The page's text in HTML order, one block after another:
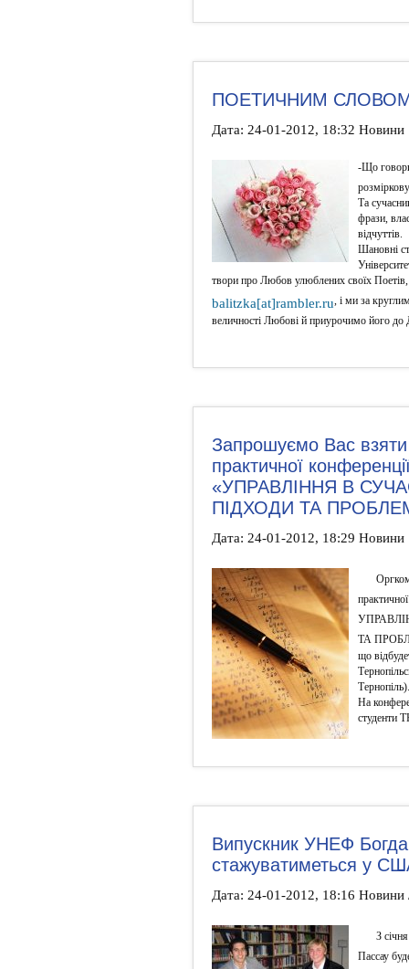
ПОЕТИЧНИМ
Дата: 24-01-2012, 18:32 Новини
-Що
Та
фрази,
відчуттів.
Шановні
твори про Любов улюблених своїх
balitzka[at]rambler.ru , і ми за
величності Любові й приурочимо його до
Запрошуємо Вас взяти
практичної
«УПРАВЛІННЯ В
ПІДХОДИ ТА
Дата: 24-01-2012, 18:29 Новини
ТА
що
Тернопіль).
На
студенти
Випускник УНЕФ
стажуватиметься у
Дата: 24-01-2012, 18:16 Новини
З
Пассау